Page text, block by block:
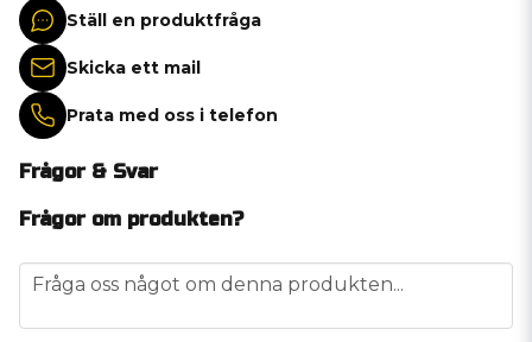
Ställ en produktfråga
Skicka ett mail
Prata med oss i telefon
Frågor & Svar
Frågor om produkten?
question
Fråga oss något om denna produkten...